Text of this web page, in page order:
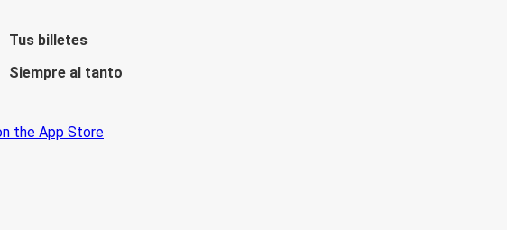
Tus billetes
Siempre al tanto